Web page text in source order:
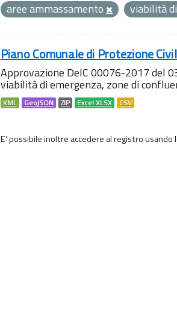
aree ammassamento
viabilità
Piano Comunale di Protezione
Approvazione DelC 00076-2017 del
viabilità di emergenza, zone di
KML GeoJSON ZIP Excel XLSX CSV
E' possibile inoltre accedere al registro usando